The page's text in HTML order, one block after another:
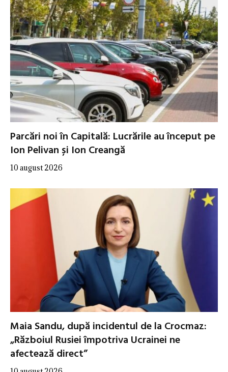
Parcări noi în Capitală: Lucrările au început pe
Ion Pelivan și Ion Creangă
10 august 2026
Maia Sandu, după incidentul de la Crocmaz:
„Războiul Rusiei împotriva Ucrainei ne
afectează direct”